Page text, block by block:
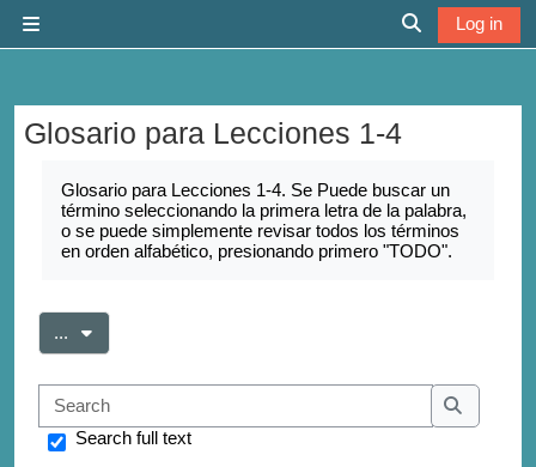
Toggle search
Log in
Glosario para Lecciones 1-4
Glosario para Lecciones 1-4. Se Puede buscar un
término seleccionando la primera letra de la palabra,
o se puede simplemente revisar todos los términos
en orden alfabético, presionando primero "TODO".
... Export entries
Search
Search
Search full text